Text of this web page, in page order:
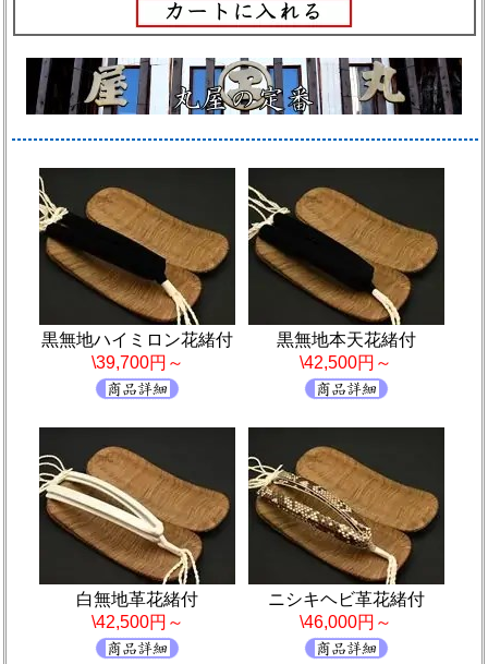
黒無地ハイミロン花緒付
\39,700円～
黒無地本天花緒付
\42,500円～
白無地革花緒付
\42,500円～
ニシキヘビ革花緒付
\46,000円～